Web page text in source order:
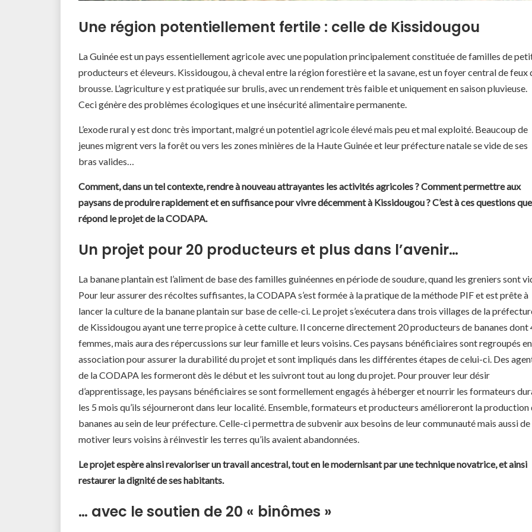
Une région potentiellement fertile : celle de Kissidougou
La Guinée est un pays essentiellement agricole avec une population principalement constituée de familles de
producteurs et éleveurs. Kissidougou, à cheval entre la région forestière et la savane, est un foyer central de feux
brousse. L’agriculture y est pratiquée sur brulis, avec un rendement très faible et uniquement en saison pluvieuse.
Ceci génère des problèmes écologiques et une insécurité alimentaire permanente.
L’exode rural y est donc très important, malgré un potentiel agricole élevé mais peu et mal exploité. Beaucoup de
jeunes migrent vers la forêt ou vers les zones minières de la Haute Guinée et leur préfecture natale se vide de ses
bras valides…
Comment, dans un tel contexte, rendre à nouveau attrayantes les activités agricoles ? Comment permettre aux
paysans de produire rapidement et en suffisance pour vivre décemment à Kissidougou ? C’est à ces questions que
répond le projet de la CODAPA.
Un projet pour 20 producteurs et plus dans l’avenir…
La banane plantain est l’aliment de base des familles guinéennes en période de soudure, quand les greniers sont
Pour leur assurer des récoltes suffisantes, la CODAPA s’est formée à la pratique de la méthode PIF et est prête à
lancer la culture de la banane plantain sur base de celle-ci. Le projet s’exécutera dans trois villages de la
de Kissidougou ayant une terre propice à cette culture. Il concerne directement 20 producteurs de bananes dont
femmes, mais aura des répercussions sur leur famille et leurs voisins. Ces paysans bénéficiaires sont regroupés en
association pour assurer la durabilité du projet et sont impliqués dans les différentes étapes de celui-ci. Des
de la CODAPA les formeront dès le début et les suivront tout au long du projet. Pour prouver leur désir
d’apprentissage, les paysans bénéficiaires se sont formellement engagés à héberger et nourrir les formateurs
les 5 mois qu’ils séjourneront dans leur localité. Ensemble, formateurs et producteurs amélioreront la production
bananes au sein de leur préfecture. Celle-ci permettra de subvenir aux besoins de leur communauté mais aussi de
motiver leurs voisins à réinvestir les terres qu’ils avaient abandonnées.
Le projet espère ainsi revaloriser un travail ancestral, tout en le modernisant par une technique novatrice, et ainsi
restaurer la dignité de ses habitants.
… avec le soutien de 20 « binômes »